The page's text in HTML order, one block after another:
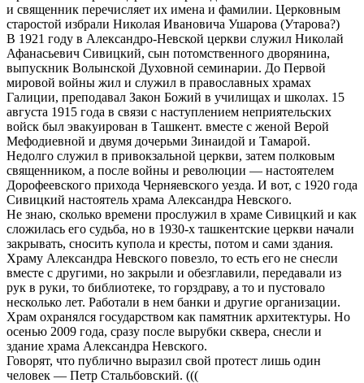
и священник перечисляет их имена и фамилии. Церковным
старостой избрали Николая Ивановича Ушарова (Утарова?)
В 1921 году в Александро-Невской церкви служил Николай
Афанасьевич Сивицкий, сын потомственного дворянина,
выпускник Волынской Духовной семинарии. До Первой
мировой войны жил и служил в православных храмах
Галиции, преподавал Закон Божий в училищах и школах. 15
августа 1915 года в связи с наступлением неприятельских
войск был эвакуирован в Ташкент. вместе с женой Верой
Мефодиевной и двумя дочерьми Зинаидой и Тамарой.
Недолго служил в привокзальной церкви, затем полковым
священником, а после войны и революции — настоятелем
Дорофеевского прихода Черняевского уезда. И вот, с 1920 года
Сивицкий настоятель храма Александра Невского.
Не знаю, сколько времени прослужил в храме Сивицкий и как
сложилась его судьба, но в 1930-х ташкентские церкви начали
закрывать, сносить купола и кресты, потом и сами здания.
Храму Александра Невского повезло, то есть его не снесли
вместе с другими, но закрыли и обезглавили, передавали из
рук в руки, то библиотеке, то горздраву, а то и пустовало
несколько лет. Работали в нем банки и другие организации.
Храм охранялся государством как памятник архитектуры. Но
осенью 2009 года, сразу после вырубки сквера, снесли и
здание храма Александра Невского.
Говорят, что публично выразил свой протест лишь один
человек — Петр Стальбовский. (((